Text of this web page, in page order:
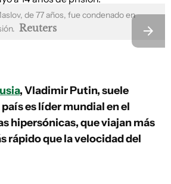
de 77 años, fue condenado en
Reuters
, Vladimir Putin, suele
es líder mundial en el
hipersónicas, que viajan más
rápido que la velocidad del